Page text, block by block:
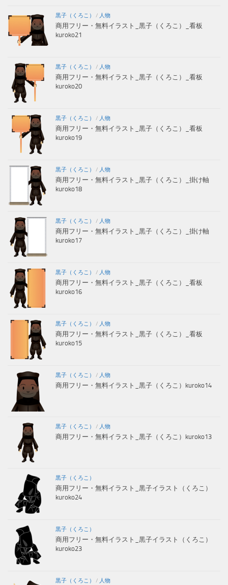
黒子（くろこ） / 人物
商用フリー・無料イラスト_黒子（くろこ）_看板
kuroko21
黒子（くろこ） / 人物
商用フリー・無料イラスト_黒子（くろこ）_看板
kuroko20
黒子（くろこ） / 人物
商用フリー・無料イラスト_黒子（くろこ）_看板
kuroko19
黒子（くろこ） / 人物
商用フリー・無料イラスト_黒子（くろこ）_掛け軸
kuroko18
黒子（くろこ） / 人物
商用フリー・無料イラスト_黒子（くろこ）_掛け軸
kuroko17
黒子（くろこ） / 人物
商用フリー・無料イラスト_黒子（くろこ）_看板
kuroko16
黒子（くろこ） / 人物
商用フリー・無料イラスト_黒子（くろこ）_看板
kuroko15
黒子（くろこ） / 人物
商用フリー・無料イラスト_黒子（くろこ）kuroko14
黒子（くろこ） / 人物
商用フリー・無料イラスト_黒子（くろこ）kuroko13
黒子（くろこ）
商用フリー・無料イラスト_黒子イラスト（くろこ）
kuroko24
黒子（くろこ）
商用フリー・無料イラスト_黒子イラスト（くろこ）
kuroko23
黒子（くろこ） / 人物